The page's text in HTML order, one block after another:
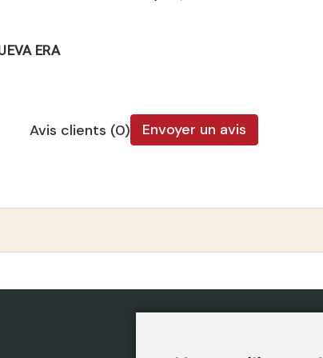
ERA
Avis clients (0) Envoyer un avis